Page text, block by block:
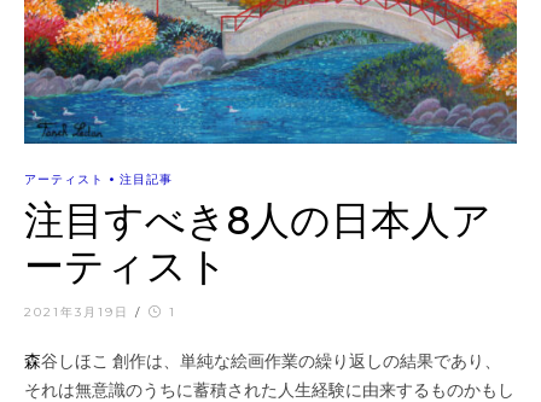
アーティスト • 注目記事
注目すべき8人の日本人ア
ーティスト
2021年3月19日 / 1
森谷しほこ 創作は、単純な絵画作業の繰り返しの結果であり、
それは無意識のうちに蓄積された人生経験に由来するものかもし